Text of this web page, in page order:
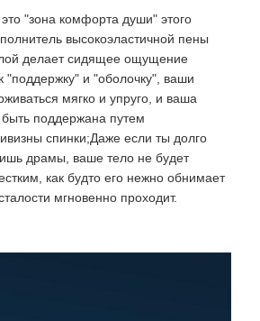
"зона комфорта души" этого
высокоэластичной пены
делает сидящее ощущение
"поддержку" и "оболочку", ваши
мягко и упруго, и ваша
поддержана путем
спинки;Даже если ты долго
драмы, ваше тело не будет
как будто его нежно обнимает
мгновенно проходит.